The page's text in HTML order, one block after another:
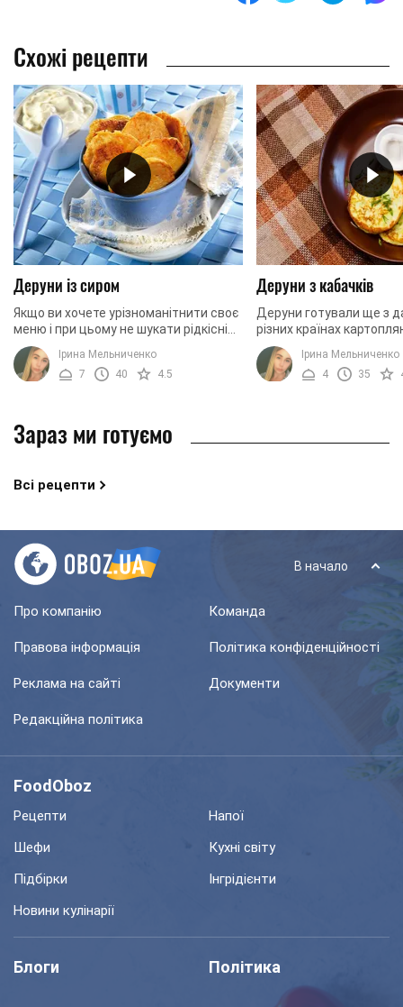
Схожі рецепти
Деруни із сиром
Якщо ви хочете урізноманітнити своє
меню і при цьому не шукати рідкісні
інгредієнти для страви, можна
приготувати деруни. Робити їх
досить просто і ...
Ірина Мельниченко
7
40 4.5
Деруни з кабачків
Деруни готували ще з
різних країнах
підсмажені на олії,
різному. У нас
готують із ...
Ірина Мельниченко
4
35
Зараз ми готуємо
Всі рецепти
В начало
Про компанію Команда
Правова інформація Політика конфіденційності
Реклама на сайті Документи
Редакційна політика
FoodOboz
Рецепти
Напої
Шефи
Кухні світу
Підбірки
Інгрідієнти
Новини кулінарії
Блоги Політика